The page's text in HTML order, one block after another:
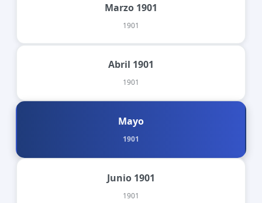
Marzo 1901
1901
Abril 1901
1901
Mayo
1901
Junio 1901
1901